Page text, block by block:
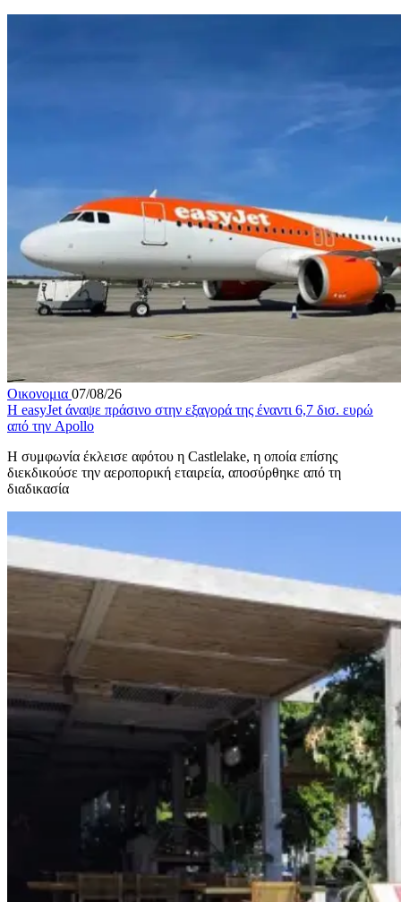
Οικονομια 07/08/26
Η easyJet άναψε πράσινο στην εξαγορά της έναντι 6,7 δισ. ευρώ
από την Apollo
Η συμφωνία έκλεισε αφότου η Castlelake, η οποία επίσης
διεκδικούσε την αεροπορική εταιρεία, αποσύρθηκε από τη
διαδικασία